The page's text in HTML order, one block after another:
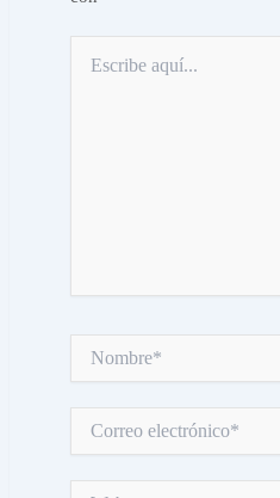
aquí...
electrónico*